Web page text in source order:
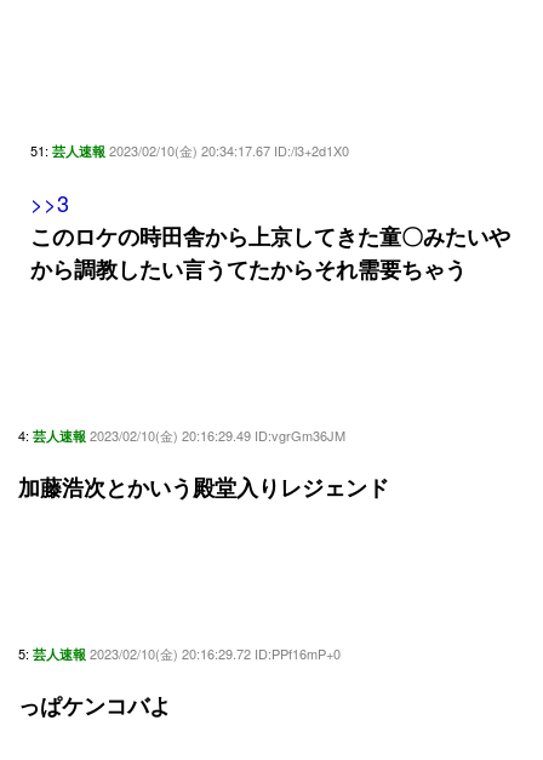
51: 芸人速報 2023/02/10(金) 20:34:17.67 ID:/l3+2d1X0
>>3
このロケの時田舎から上京してきた童〇みたいや
から調教したい言うてたからそれ需要ちゃう
4: 芸人速報 2023/02/10(金) 20:16:29.49 ID:vgrGm36JM
加藤浩次とかいう殿堂入りレジェンド
5: 芸人速報 2023/02/10(金) 20:16:29.72 ID:PPf16mP+0
っぱケンコバよ